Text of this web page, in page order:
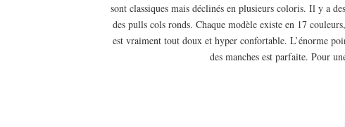
sont classiques mais déclinés en plusieurs coloris. Il y a
des pulls cols ronds. Chaque modèle existe en 17
est vraiment tout doux et hyper confortable. L’énorme
des manches est parfaite. Pour